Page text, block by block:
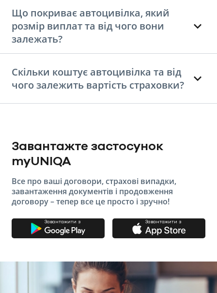
Що покриває автоцивілка, який
розмір виплат та від чого вони
залежать?
Скільки коштує автоцивілка та від
чого залежить вартість страховки?
Завантажте застосунок
myUNIQA
Все про ваші договори, страхові випадки,
завантаження документів і продовження
договору – тепер все це просто і зручно!
Завантажити з Завантажити з